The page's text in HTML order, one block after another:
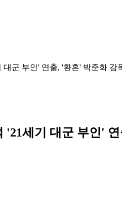
대군 부인' 연출, '환혼' 박준화 감
'21세기 대군 부인'